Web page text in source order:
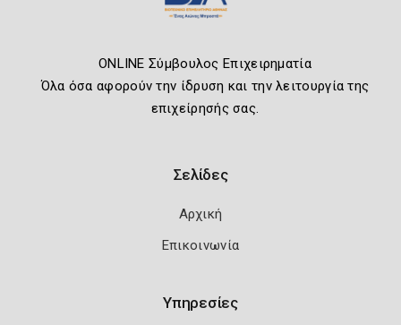
ONLINE Σύμβουλος Επιχειρηματία
Όλα όσα αφορούν την ίδρυση και την λειτουργία της
επιχείρησής σας.
Σελίδες
Αρχική
Επικοινωνία
Υπηρεσίες